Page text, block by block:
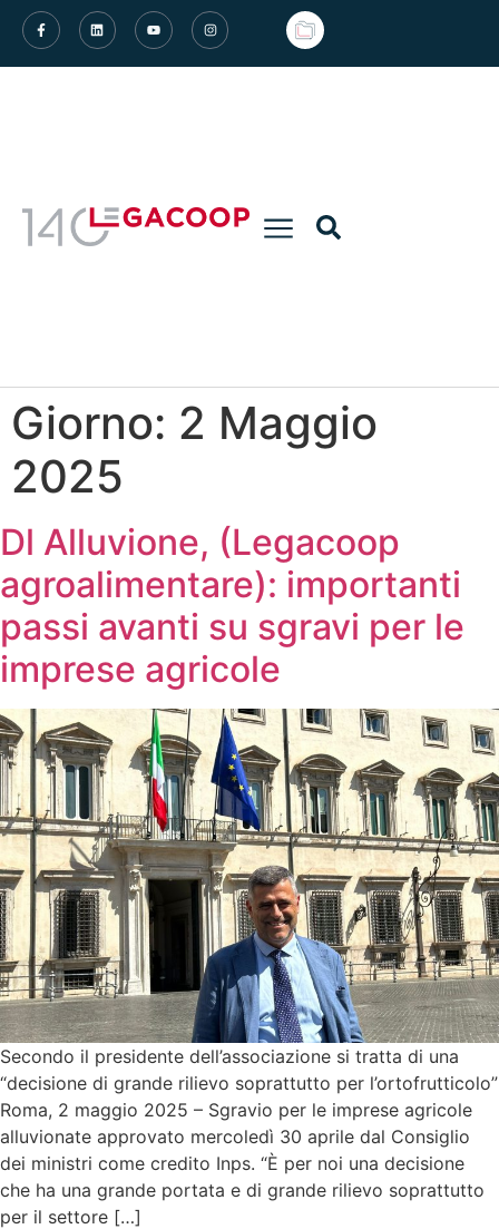
Giorno: 2 Maggio
2025
Dl Alluvione, (Legacoop
agroalimentare): importanti
passi avanti su sgravi per le
imprese agricole
Secondo il presidente dell’associazione si tratta di una
“decisione di grande rilievo soprattutto per l’ortofrutticolo”
Roma, 2 maggio 2025 – Sgravio per le imprese agricole
alluvionate approvato mercoledì 30 aprile dal Consiglio
dei ministri come credito Inps. “È per noi una decisione
che ha una grande portata e di grande rilievo soprattutto
per il settore […]